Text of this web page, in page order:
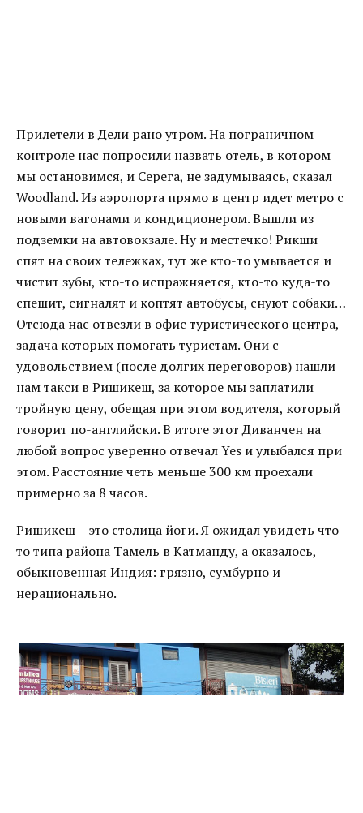
Прилетели в Дели рано утром. На пограничном
контроле нас попросили назвать отель, в котором
мы остановимся, и Серега, не задумываясь, сказал
Woodland. Из аэропорта прямо в центр идет метро с
новыми вагонами и кондиционером. Вышли из
подземки на автовокзале. Ну и местечко! Рикши
спят на своих тележках, тут же кто-то умывается и
чистит зубы, кто-то испражняется, кто-то куда-то
спешит, сигналят и коптят автобусы, снуют собаки…
Отсюда нас отвезли в офис туристического центра,
задача которых помогать туристам. Они с
удовольствием (после долгих переговоров) нашли
нам такси в Ришикеш, за которое мы заплатили
тройную цену, обещая при этом водителя, который
говорит по-английски. В итоге этот Диванчен на
любой вопрос уверенно отвечал Yes и улыбался при
этом. Расстояние четь меньше 300 км проехали
примерно за 8 часов.
Ришикеш – это столица йоги. Я ожидал увидеть что-
то типа района Тамель в Катманду, а оказалось,
обыкновенная Индия: грязно, сумбурно и
нерационально.